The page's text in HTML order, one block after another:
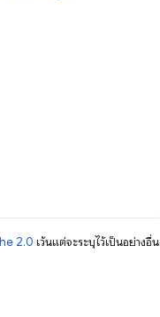
2.0 เว้นแต่จะระบุไว้เป็นอย่างอื่น